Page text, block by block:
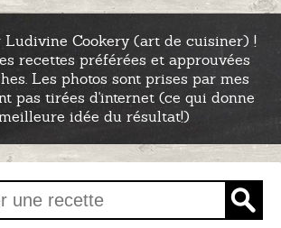
Ludivine Cookery (art de cuisiner) !
recettes préférées et approuvées
Les photos sont prises par mes
pas tirées d'internet (ce qui donne
idée du résultat!)